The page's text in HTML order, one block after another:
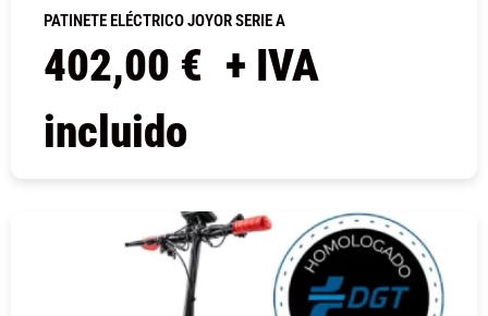
PATINETE ELÉCTRICO JOYOR SERIE A
402,00 € + IVA
incluido